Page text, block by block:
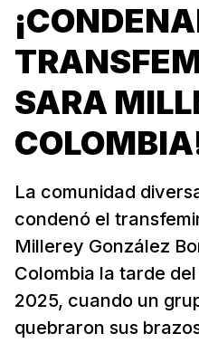
SARA
La comunidad
condenó el
Millerey González
Colombia la tarde
2025, cuando un
quebraron sus